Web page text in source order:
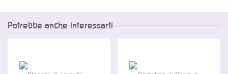
Potrebbe anche interessarti